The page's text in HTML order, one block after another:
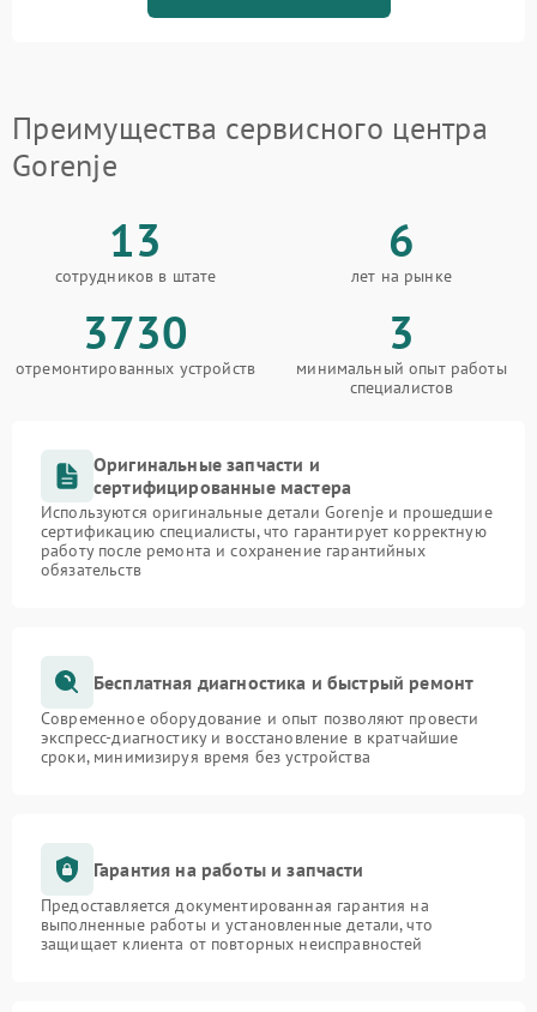
Преимущества сервисного центра
Gorenje
13
сотрудников в штате
6
лет на рынке
3730
отремонтированных устройств
3
минимальный опыт работы
специалистов
Оригинальные запчасти и
сертифицированные мастера
Используются оригинальные детали Gorenje и прошедшие
сертификацию специалисты, что гарантирует корректную
работу после ремонта и сохранение гарантийных
обязательств
Бесплатная диагностика и быстрый ремонт
Современное оборудование и опыт позволяют провести
экспресс-диагностику и восстановление в кратчайшие
сроки, минимизируя время без устройства
Гарантия на работы и запчасти
Предоставляется документированная гарантия на
выполненные работы и установленные детали, что
защищает клиента от повторных неисправностей